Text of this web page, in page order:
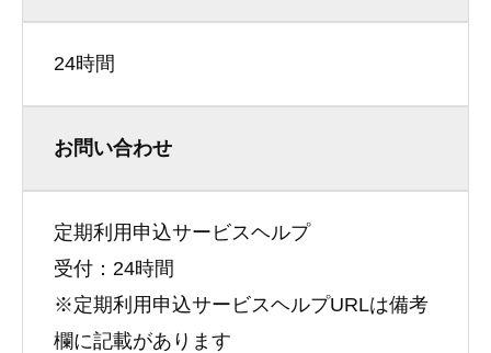
24時間
お問い合わせ
定期利用申込サービスヘルプ
受付：24時間
※定期利用申込サービスヘルプURLは備考
欄に記載があります